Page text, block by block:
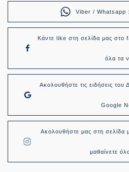
Viber / Whatsapp
Κάντε like στη σελίδα μας στο
όλα τα
Ακολουθήστε τις ειδήσεις
Google
Ακολουθήστε μας στη σελίδα
μαθαίνετε